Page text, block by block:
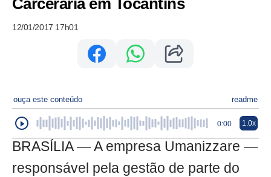
Carcerária em Tocantins
12/01/2017 17h01
ouça este conteúdo readme
0:00 1.0x
BRASÍLIA — A empresa Umanizzare —
responsável pela gestão de parte do